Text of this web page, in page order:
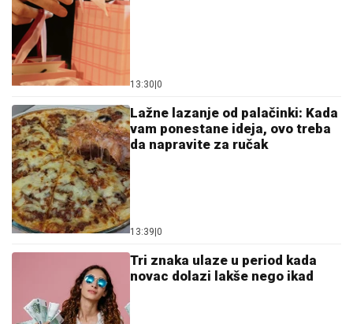
13:30 0
Lažne lazanje od palačinki: Kada
vam ponestane ideja, ovo treba
da napravite za ručak
13:39 0
Tri znaka ulaze u period kada
novac dolazi lakše nego ikad